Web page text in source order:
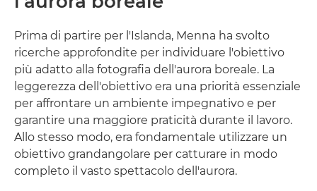
Prima di partire per l'Islanda, Menna ha svolto
ricerche approfondite per individuare l'obiettivo
più adatto alla fotografia dell'aurora boreale. La
leggerezza dell'obiettivo era una priorità essenziale
per affrontare un ambiente impegnativo e per
garantire una maggiore praticità durante il lavoro.
Allo stesso modo, era fondamentale utilizzare un
obiettivo grandangolare per catturare in modo
completo il vasto spettacolo dell'aurora.